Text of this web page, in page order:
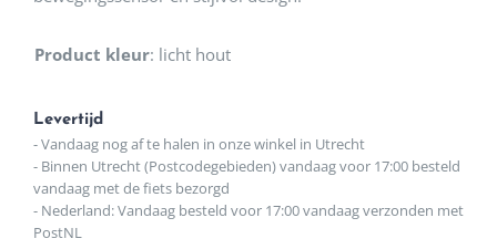
Product kleur: licht hout
Levertijd
- Vandaag nog af te halen in onze winkel in Utrecht
- Binnen Utrecht (Postcodegebieden) vandaag voor 17:00 besteld
vandaag met de fiets bezorgd
- Nederland: Vandaag besteld voor 17:00 vandaag verzonden met
PostNL